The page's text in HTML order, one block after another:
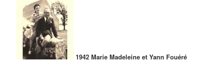
1942 Marie Madeleine et Yann Fouéré